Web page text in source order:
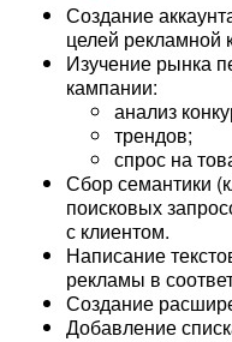
Создание
целей рекламной
Изучение рынка
кампании:
анализ
трендов;
спрос на
Сбор семантики
поисковых
с клиентом.
Написание
рекламы в
Создание
Добавление